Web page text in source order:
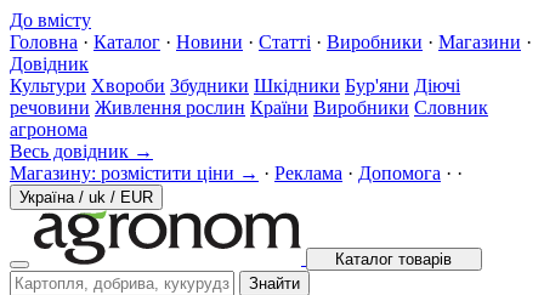
До вмісту
Головна · Каталог · Новини · Статті · Виробники · Магазини ·
Довідник
Культури Хвороби Збудники Шкідники Бур'яни Діючі
речовини Живлення рослин Країни Виробники Словник
агронома
Весь довідник →
Магазину: розмістити ціни → · Реклама · Допомога · ·
Україна / uk / EUR
Каталог товарів
Знайти